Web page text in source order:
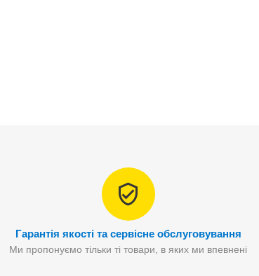
Гарантія якості та сервісне обслуговування
Ми пропонуємо тільки ті товари, в яких ми впевнені